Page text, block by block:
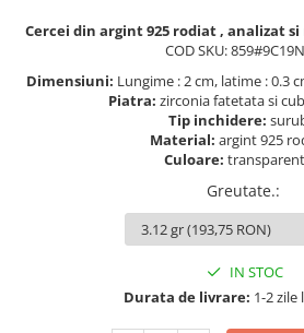
Cercei din argint 925 rodiat , analizat
COD SKU:
Dimensiuni: Lungime : 2 cm, latime : 0.3
Piatra: zirconia fatetata si
Tip inchidere:
Material: argint 925
Culoare:
Greutate.:
IN STOC
Durata de livrare: 1-2